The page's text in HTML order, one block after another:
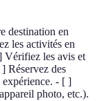
destination en
les activités en
Vérifiez les avis et
Réservez des
expérience. - [ ]
photo, etc.).